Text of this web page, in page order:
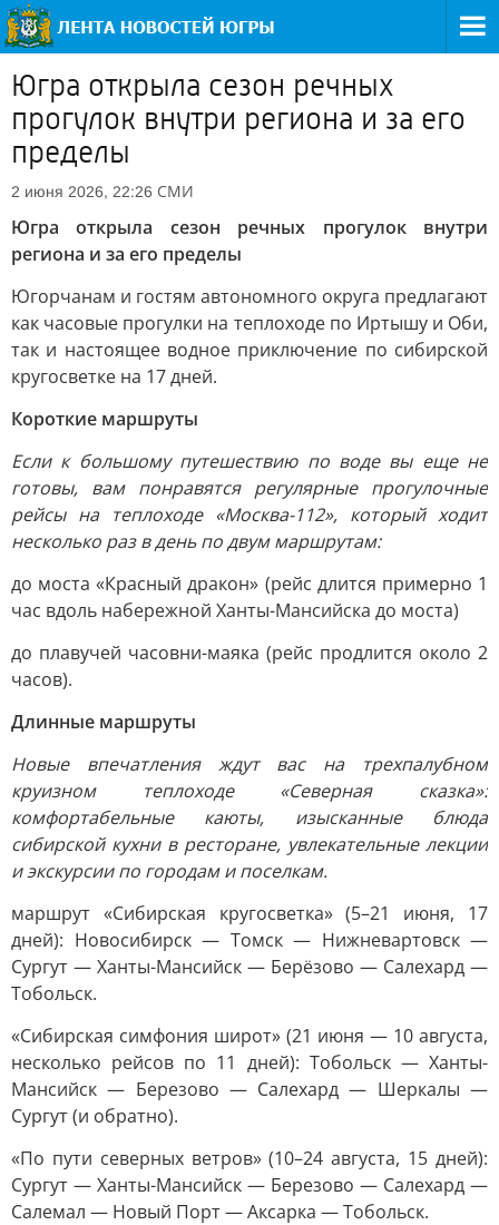
Югра открыла сезон речных
прогулок внутри региона и за его
пределы
2 июня 2026, 22:26 СМИ
Югра открыла сезон речных прогулок внутри
региона и за его пределы
Югорчанам и гостям автономного округа предлагают
как часовые прогулки на теплоходе по Иртышу и Оби,
так и настоящее водное приключение по сибирской
кругосветке на 17 дней.
Короткие маршруты
Если к большому путешествию по воде вы еще не
готовы, вам понравятся регулярные прогулочные
рейсы на теплоходе «Москва-112», который ходит
несколько раз в день по двум маршрутам:
до моста «Красный дракон» (рейс длится примерно 1
час вдоль набережной Ханты-Мансийска до моста)
до плавучей часовни-маяка (рейс продлится около 2
часов).
Длинные маршруты
Новые впечатления ждут вас на трехпалубном
круизном теплоходе «Северная сказка»:
комфортабельные каюты, изысканные блюда
сибирской кухни в ресторане, увлекательные лекции
и экскурсии по городам и поселкам.
маршрут «Сибирская кругосветка» (5–21 июня, 17
дней): Новосибирск — Томск — Нижневартовск —
Сургут — Ханты-Мансийск — Берёзово — Салехард —
Тобольск.
«Сибирская симфония широт» (21 июня — 10 августа,
несколько рейсов по 11 дней): Тобольск — Ханты-
Мансийск — Березово — Салехард — Шеркалы —
Сургут (и обратно).
«По пути северных ветров» (10–24 августа, 15 дней):
Сургут — Ханты-Мансийск — Березово — Салехард —
Салемал — Новый Порт — Аксарка — Тобольск.